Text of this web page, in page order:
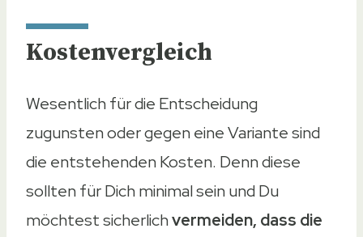
Kostenvergleich
Wesentlich für die Entscheidung
zugunsten oder gegen eine Variante sind
die entstehenden Kosten. Denn diese
sollten für Dich minimal sein und Du
möchtest sicherlichvermeiden, dass die